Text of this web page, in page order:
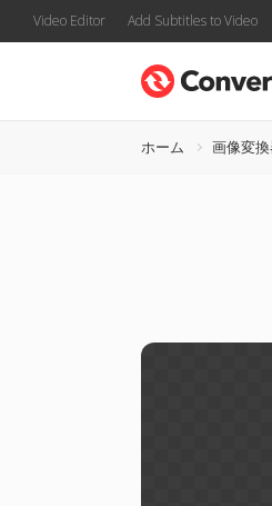
Video Editor Add Subtitles to Video
ホーム 画像変